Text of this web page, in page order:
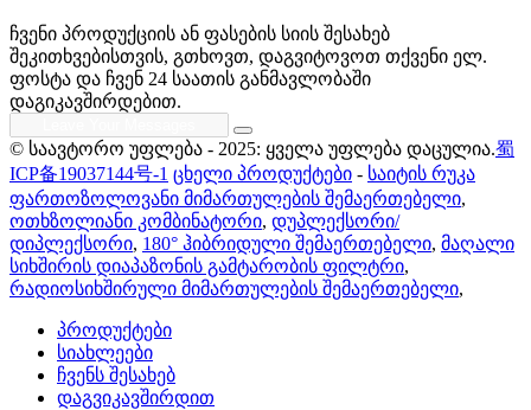
ჩვენი პროდუქციის ან ფასების სიის შესახებ
შეკითხვებისთვის, გთხოვთ, დაგვიტოვოთ თქვენი ელ.
ფოსტა და ჩვენ 24 საათის განმავლობაში
დაგიკავშირდებით.
© საავტორო უფლება - 2025: ყველა უფლება დაცულია.蜀
ICP备19037144号-1 ცხელი პროდუქტები - საიტის რუკა
ფართოზოლოვანი მიმართულების შემაერთებელი,
ოთხზოლიანი კომბინატორი, დუპლექსორი/
დიპლექსორი, 180° ჰიბრიდული შემაერთებელი, მაღალი
სიხშირის დიაპაზონის გამტარობის ფილტრი,
რადიოსიხშირული მიმართულების შემაერთებელი,
პროდუქტები
სიახლეები
ჩვენს შესახებ
დაგვიკავშირდით